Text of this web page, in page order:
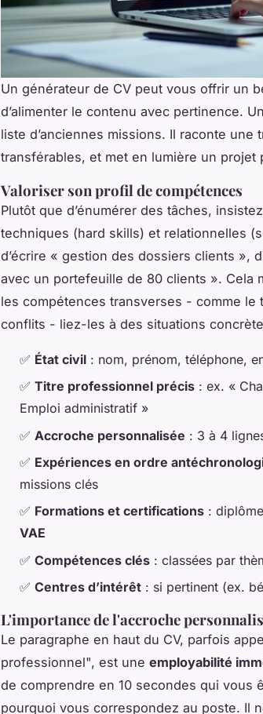
Un générateur de CV peut vous offrir un
d’alimenter le contenu avec pertinence.
liste d’anciennes missions. Il raconte
transférables, et met en lumière un projet
Valoriser son profil de compétences
Plutôt que d’énumérer des tâches,
techniques (hard skills) et relationnelles (
d’écrire « gestion des dossiers clients »,
avec un portefeuille de 80 clients ». Cela
les compétences transverses - comme
conflits - liez-les à des situations
✅ État civil : nom, prénom, téléphone,
✅ Titre professionnel précis : ex. «
Emploi administratif »
✅ Accroche personnalisée : 3 à 4
✅ Expériences en ordre
missions clés
✅ Formations et certifications :
VAE
✅ Compétences clés : classées par
✅ Centres d’intérêt : si pertinent (ex.
L'importance de l'accroche
Le paragraphe en haut du CV, parfois
professionnel", est une employabilité
de comprendre en 10 secondes qui vous
pourquoi vous correspondez au poste. Il